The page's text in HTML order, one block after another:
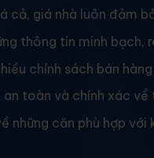
cả, giá nhà luôn đảm
thông tin minh bạch,
chính sách bán
toàn và chính xác về
những căn phù hợp với